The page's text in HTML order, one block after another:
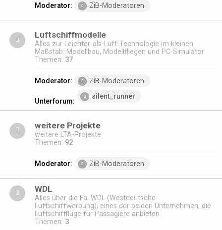
Moderator: ZiB-Moderatoren
Luftschiffmodelle
Alles zur Leichter-als-Luft-Technologie im kleinen
Maßstab: Modellbau, Modellfliegen und PC-Simulator
Themen: 37
Moderator: ZiB-Moderatoren
Unterforum:
silent_runner
weitere Projekte
weitere LTA-Projekte
Themen: 92
Moderator: ZiB-Moderatoren
WDL
Alles über die Fa. WDL (Westdeutsche
Luftschiffwerbung), eines der beiden Unternehmen, die
Luftschiffflüge für Passagiere anbieten
Themen: 3